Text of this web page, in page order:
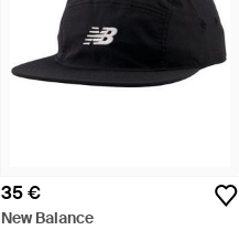
35 €
New Balance